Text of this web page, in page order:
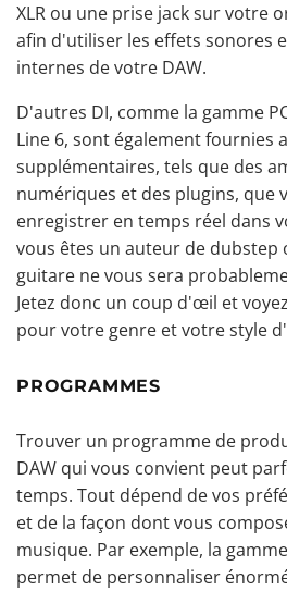
XLR ou une prise jack sur votre
afin d'utiliser les effets sonores
internes de votre DAW.
D'autres DI, comme la gamme
Line 6, sont également fournies
supplémentaires, tels que des
numériques et des plugins, que
enregistrer en temps réel dans
vous êtes un auteur de dubstep
guitare ne vous sera
Jetez donc un coup d'œil et
pour votre genre et votre style
PROGRAMMES
Trouver un programme de
DAW qui vous convient peut
temps. Tout dépend de vos
et de la façon dont vous
musique. Par exemple, la
permet de personnaliser